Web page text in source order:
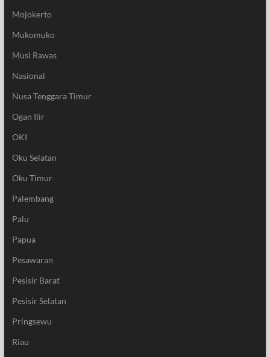
Mojokerto
Mukomuko
Musi Rawas
Nasional
Nusa Tenggara Timur
Ogan Ilir
OKI
Oku Selatan
Oku Timur
Palembang
Palu
Papua
Pesawaran
Pesisir Barat
Pesisir Selatan
Pringsewu
Riau